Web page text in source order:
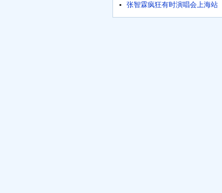
张智霖疯狂有时演唱会上海站